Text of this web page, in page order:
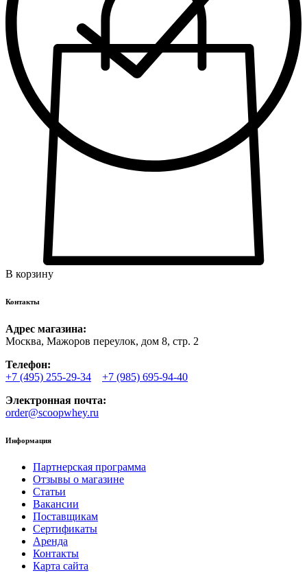
В корзину
Контакты
Адрес магазина:
Москва, Мажоров переулок, дом 8, стр. 2
Телефон:
+7 (495) 255-29-34
+7 (985) 695-94-40
Электронная почта:
order@scoopwhey.ru
Информация
Партнерская программа
Отзывы о магазине
Статьи
Вакансии
Поставщикам
Сертификаты
Аренда
Контакты
Карта сайта